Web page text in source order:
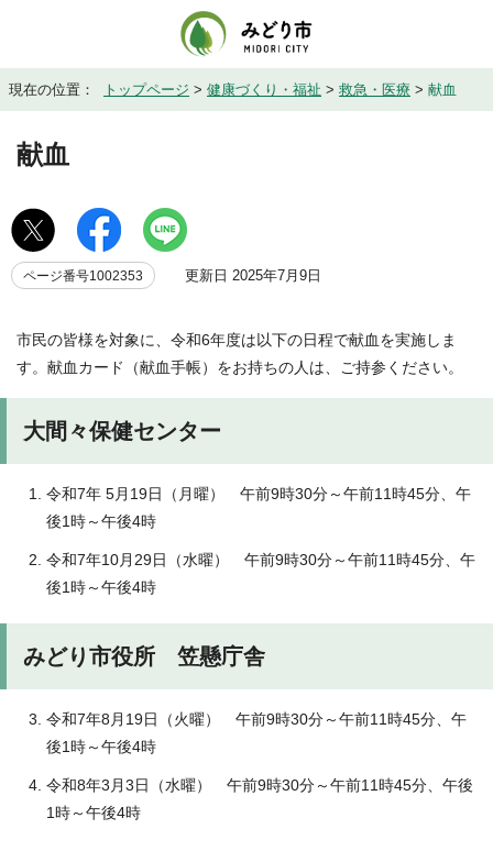
現在の位置： トップページ > 健康づくり・福祉 > 救急・医療 > 献血
献血
ページ番号1002353 更新日 2025年7月9日
市民の皆様を対象に、令和6年度は以下の日程で献血を実施しま
す。献血カード（献血手帳）をお持ちの人は、ご持参ください。
大間々保健センター
令和7年 5月19日（月曜） 午前9時30分～午前11時45分、午
後1時～午後4時
令和7年10月29日（水曜） 午前9時30分～午前11時45分、午
後1時～午後4時
みどり市役所 笠懸庁舎
令和7年8月19日（火曜） 午前9時30分～午前11時45分、午
後1時～午後4時
令和8年3月3日（水曜） 午前9時30分～午前11時45分、午後
1時～午後4時